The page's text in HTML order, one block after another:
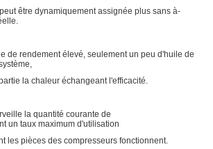
être dynamiquement assignée plus sans à-
de rendement élevé, seulement un peu d'huile de
la chaleur échangeant l'efficacité.
la quantité courante de
un taux maximum d'utilisation
les pièces des compresseurs fonctionnent.